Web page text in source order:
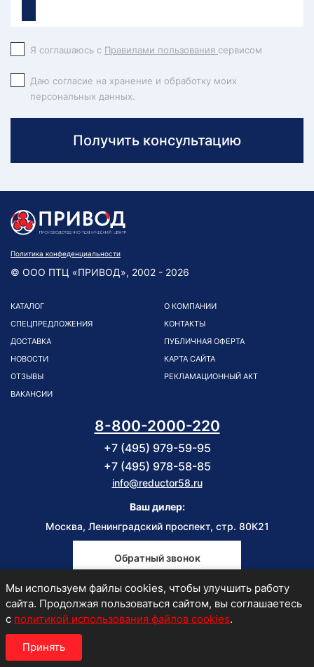
Я соглашаюсь с Правилами пользования сервисом
Даю согласие на хранение и обработку моих
персональных данных.
Получить консультацию
Политика конфеденциальности
© ООО ПТЦ «ПРИВОД», 2002 - 2026
КАТАЛОГ
СПЕЦПРЕДЛОЖЕНИЯ
ДОСТАВКА
НОВОСТИ
ОТЗЫВЫ
ВАКАНСИИ
О КОМПАНИИ
КОНТАКТЫ
ПУБЛИЧНАЯ ОФЕРТА
КАРТА САЙТА
РЕКЛАМАЦИОННЫЙ АКТ
8-800-2000-220
+7 (495) 979-59-95
+7 (495) 978-58-85
info@reductor58.ru
Ваш дилер:
Москва, Ленинградский проспект, стр. 80К21
Обратный звонок
Пн-Пт
9:00-18:00
Мы используем файлы cookies, чтобы улучшить работу
сайта. Продолжая пользоваться сайтом, вы соглашаетесь
с политикой использования файлов cookies.
Принять